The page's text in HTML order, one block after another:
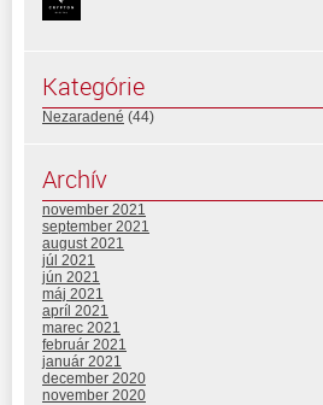
Kategórie
Nezaradené (44)
Archív
november 2021
september 2021
august 2021
júl 2021
jún 2021
máj 2021
apríl 2021
marec 2021
február 2021
január 2021
december 2020
november 2020